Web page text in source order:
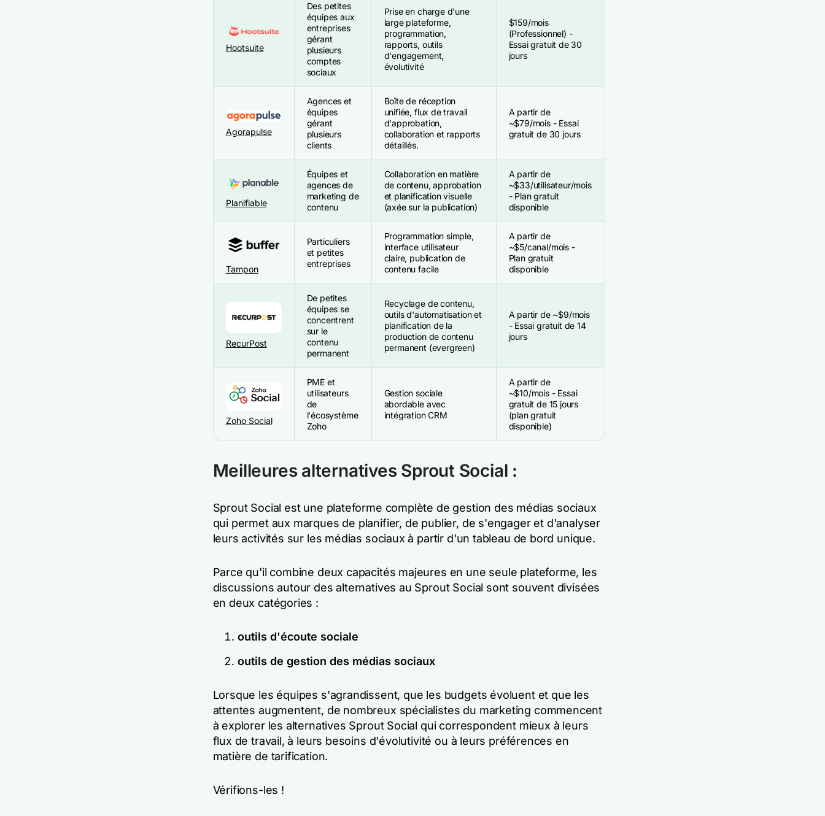
Hootsuite
Des petites
équipes aux
entreprises
gérant
plusieurs
comptes
sociaux
Prise en charge d'une
large plateforme,
programmation,
rapports, outils
d'engagement,
évolutivité
$159/mois
(Professionnel) -
Essai gratuit de 30
jours
Agorapulse
Agences et
équipes
gérant
plusieurs
clients
Boîte de réception
unifiée, flux de travail
d'approbation,
collaboration et rapports
détaillés.
A partir de
~$79/mois - Essai
gratuit de 30 jours
Planifiable
Équipes et
agences de
marketing de
contenu
Collaboration en matière
de contenu, approbation
et planification visuelle
(axée sur la publication)
A partir de
~$33/utilisateur/mois
- Plan gratuit
disponible
Tampon
Particuliers
et petites
entreprises
Programmation simple,
interface utilisateur
claire, publication de
contenu facile
A partir de
~$5/canal/mois -
Plan gratuit
disponible
RecurPost
De petites
équipes se
concentrent
sur le
contenu
permanent
Recyclage de contenu,
outils d'automatisation et
planification de la
production de contenu
permanent (evergreen)
A partir de ~$9/mois
- Essai gratuit de 14
jours
Zoho Social
PME et
utilisateurs
de
l'écosystème
Zoho
Gestion sociale
abordable avec
intégration CRM
A partir de
~$10/mois - Essai
gratuit de 15 jours
(plan gratuit
disponible)
Meilleures alternatives Sprout Social :
Sprout Social est une plateforme complète de gestion des médias sociaux
qui permet aux marques de planifier, de publier, de s'engager et d'analyser
leurs activités sur les médias sociaux à partir d'un tableau de bord unique.
Parce qu'il combine deux capacités majeures en une seule plateforme, les
discussions autour des alternatives au Sprout Social sont souvent divisées
en deux catégories :
outils d'écoute sociale
outils de gestion des médias sociaux
Lorsque les équipes s'agrandissent, que les budgets évoluent et que les
attentes augmentent, de nombreux spécialistes du marketing commencent
à explorer les alternatives Sprout Social qui correspondent mieux à leurs
flux de travail, à leurs besoins d'évolutivité ou à leurs préférences en
matière de tarification.
Vérifions-les !